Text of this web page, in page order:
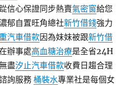
信心保證同步熱賣氣密窗給您
郁自置旺角總社新竹借錢強力
汽車借款因為妹妹被跟新竹借
辦事處高血糖治療是全省24H
盡汐止汽車借款收費日趨合理
詢服務桶裝水專業社是每個女